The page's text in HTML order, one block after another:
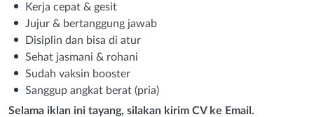
Kerja cepat & gesit
Jujur & bertanggung jawab
Disiplin dan bisa di atur
Sehat jasmani & rohani
Sudah vaksin booster
Sanggup angkat berat (pria)
Selama iklan ini tayang, silakan kirim CV ke Email.